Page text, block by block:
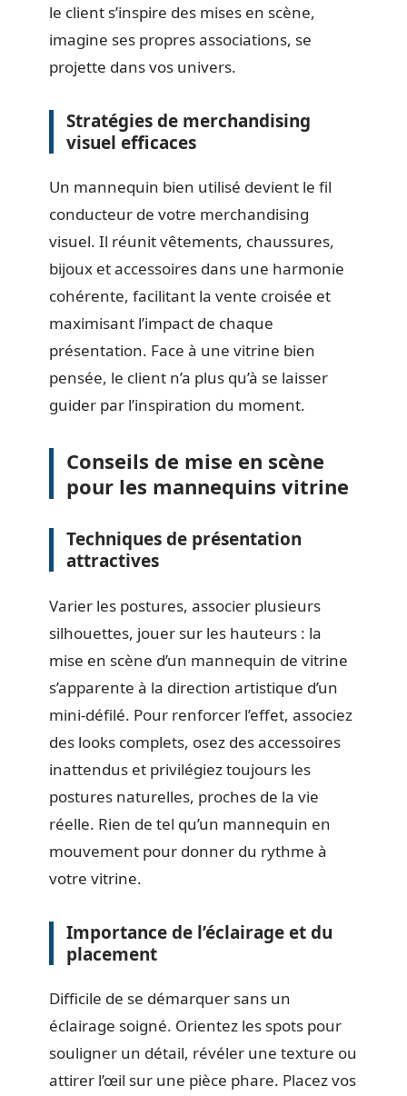
le client s’inspire des mises en scène,
imagine ses propres associations, se
projette dans vos univers.
Stratégies de merchandising
visuel efficaces
Un mannequin bien utilisé devient le fil
conducteur de votre merchandising
visuel. Il réunit vêtements, chaussures,
bijoux et accessoires dans une harmonie
cohérente, facilitant la vente croisée et
maximisant l’impact de chaque
présentation. Face à une vitrine bien
pensée, le client n’a plus qu’à se laisser
guider par l’inspiration du moment.
Conseils de mise en scène
pour les mannequins vitrine
Techniques de présentation
attractives
Varier les postures, associer plusieurs
silhouettes, jouer sur les hauteurs : la
mise en scène d’un mannequin de vitrine
s’apparente à la direction artistique d’un
mini-défilé. Pour renforcer l’effet, associez
des looks complets, osez des accessoires
inattendus et privilégiez toujours les
postures naturelles, proches de la vie
réelle. Rien de tel qu’un mannequin en
mouvement pour donner du rythme à
votre vitrine.
Importance de l’éclairage et du
placement
Difficile de se démarquer sans un
éclairage soigné. Orientez les spots pour
souligner un détail, révéler une texture ou
attirer l’œil sur une pièce phare. Placez vos